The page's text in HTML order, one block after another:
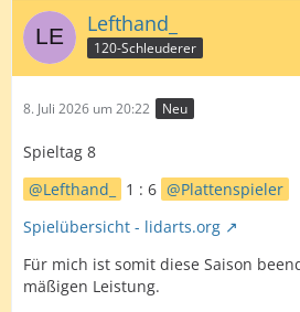
Lefthand_
120-Schleuderer
8. Juli 2026 um 20:22 Neu
Spieltag 8
Lefthand_
1 : 6
Plattenspieler
Spielübersicht - lidarts.org
Für mich ist somit diese Saison
mäßigen Leistung.